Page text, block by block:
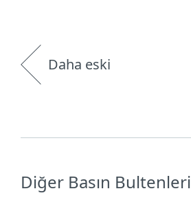
Daha eski
Diğer Basın Bultenleri